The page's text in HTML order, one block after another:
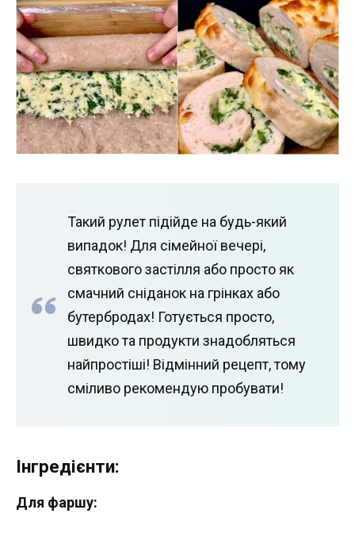
Такий рулет підійде на будь-який
випадок! Для сімейної вечері,
святкового застілля або просто як
смачний сніданок на грінках або
бутербродах! Готується просто,
швидко та продукти знадобляться
найпростіші! Відмінний рецепт, тому
сміливо рекомендую пробувати!
Інгредієнти:
Для фаршу: